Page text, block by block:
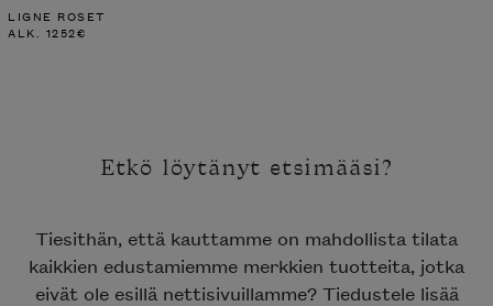
LIGNE ROSET
ALK. 1252€
Etkö löytänyt etsimääsi?
Tiesithän, että kauttamme on mahdollista tilata
kaikkien edustamiemme merkkien tuotteita, jotka
eivät ole esillä nettisivuillamme? Tiedustele lisää